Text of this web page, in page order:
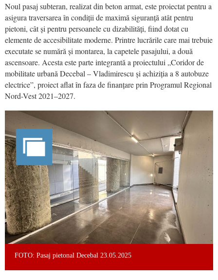
Noul pasaj subteran, realizat din beton armat, este proiectat pentru a
asigura traversarea în condiții de maximă siguranță atât pentru
pietoni, cât și pentru persoanele cu dizabilități, fiind dotat cu
elemente de accesibilitate moderne. Printre lucrările care mai trebuie
executate se numără și montarea, la capetele pasajului, a două
ascensoare. Acesta este parte integrantă a proiectului „Coridor de
mobilitate urbană Decebal – Vladimirescu și achiziția a 8 autobuze
electrice”, proiect aflat în faza de finanțare prin Programul Regional
Nord-Vest 2021–2027.
FOTO: Pasaj pietonal Decebal 23.05.2025